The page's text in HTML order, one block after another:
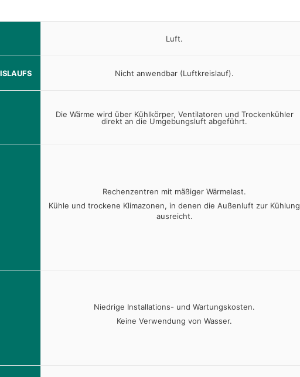
Luft.
Nicht anwendbar (Luftkreislauf).
Die Wärme wird über Kühlkörper, Ventilatoren und Trockenkühler
direkt an die Umgebungsluft abgeführt.
Rechenzentren mit mäßiger Wärmelast.
Kühle und trockene Klimazonen, in denen die Außenluft zur Kühlung
ausreicht.
Niedrige Installations- und Wartungskosten.
Keine Verwendung von Wasser.